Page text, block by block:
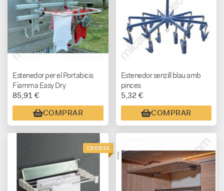
Estenedor per el Portabicis
Fiamma Easy Dry
85,91 €
COMPRAR
Estenedor senzill blau amb
pinces
5,32 €
COMPRAR
OFERTA